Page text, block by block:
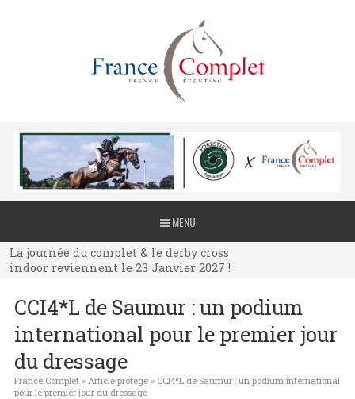
MENU
La journée du complet & le derby cross
indoor reviennent le 23 Janvier 2027 !
La journée du complet & le derby cross
indoor reviennent le 23 Janvier 2027 !
indoor reviennent le 23 Janvier 2027 !
CCI4*L de Saumur : un podium
international pour le premier jour
du dressage
France Complet» Article protégé» CCI4*L de Saumur : un podium international
pour le premier jour du dressage